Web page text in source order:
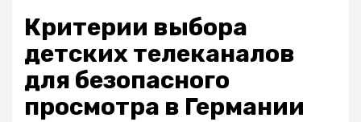
Критерии выбора
детских телеканалов
для безопасного
просмотра в Германии